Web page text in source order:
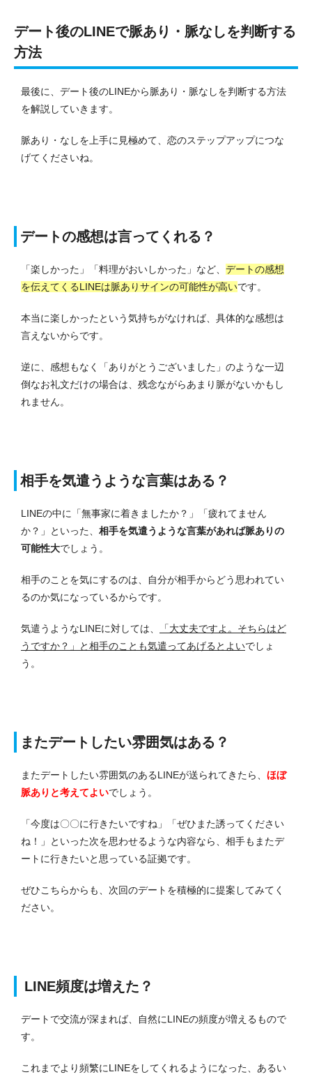
デート後のLINEで脈あり・脈なしを判断する
方法
最後に、デート後のLINEから脈あり・脈なしを判断する方法
を解説していきます。
脈あり・なしを上手に見極めて、恋のステップアップにつな
げてくださいね。
デートの感想は言ってくれる？
「楽しかった」「料理がおいしかった」など、 デートの感想
を伝えてくるLINEは脈ありサインの可能性が高いです。
本当に楽しかったという気持ちがなければ、具体的な感想は
言えないからです。
逆に、感想もなく「ありがとうございました」のような一辺
倒なお礼文だけの場合は、残念ながらあまり脈がないかもし
れません。
相手を気遣うような言葉はある？
LINEの中に「無事家に着きましたか？」「疲れてません
か？」といった、 相手を気遣うような言葉があれば脈ありの
可能性大でしょう。
相手のことを気にするのは、自分が相手からどう思われてい
るのか気になっているからです。
気遣うようなLINEに対しては、
「大丈夫ですよ。そちらはど
うですか？」と相手のことも気遣ってあげるとよいでしょ
う。
またデートしたい雰囲気はある？
またデートしたい雰囲気のあるLINEが送られてきたら、 ほぼ
脈ありと考えてよいでしょう。
「今度は〇〇に行きたいですね」「ぜひまた誘ってください
ね！」といった次を思わせるような内容なら、相手もまたデ
ートに行きたいと思っている証拠です。
ぜひこちらからも、次回のデートを積極的に提案してみてく
ださい。
LINE頻度は増えた？
デートで交流が深まれば、自然にLINEの頻度が増えるもので
す。
これまでより頻繁にLINEをしてくれるようになった、あるい